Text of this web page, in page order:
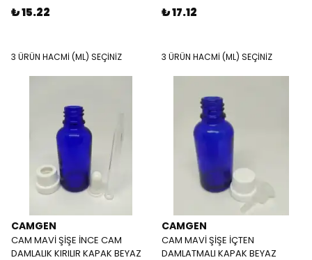
₺ 15.22
3 ÜRÜN HACMİ (ML) SEÇİNİZ
₺ 17.12
3 ÜRÜN HACMİ (ML) SEÇİNİZ
CAMGEN
CAM MAVİ ŞİŞE İNCE CAM
DAMLALIK KIRILIR KAPAK BEYAZ
CAMGEN
CAM MAVİ ŞİŞE İÇTEN
DAMLATMALI KAPAK BEYAZ